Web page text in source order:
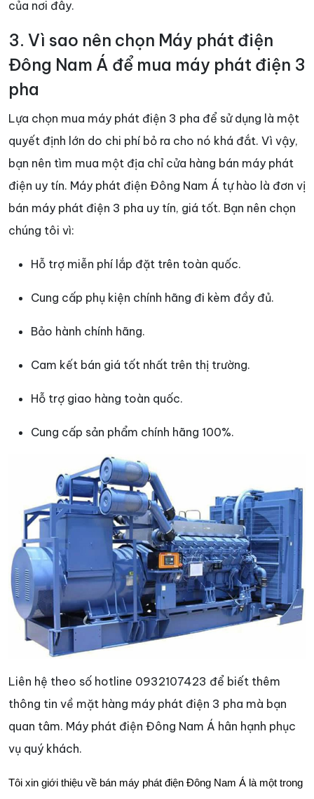
của nơi đây.
3. Vì sao nên chọn Máy phát điện
Đông Nam Á để mua máy phát điện 3
pha
Lựa chọn mua máy phát điện 3 pha để sử dụng là một
quyết định lớn do chi phí bỏ ra cho nó khá đắt. Vì vậy,
bạn nên tìm mua một địa chỉ cửa hàng bán máy phát
điện uy tín. Máy phát điện Đông Nam Á tự hào là đơn vị
bán máy phát điện 3 pha uy tín, giá tốt. Bạn nên chọn
chúng tôi vì:
Hỗ trợ miễn phí lắp đặt trên toàn quốc.
Cung cấp phụ kiện chính hãng đi kèm đầy đủ.
Bảo hành chính hãng.
Cam kết bán giá tốt nhất trên thị trường.
Hỗ trợ giao hàng toàn quốc.
Cung cấp sản phẩm chính hãng 100%.
Liên hệ theo số hotline 0932107423 để biết thêm
thông tin về mặt hàng máy phát điện 3 pha mà bạn
quan tâm. Máy phát điện Đông Nam Á hân hạnh phục
vụ quý khách.
Tôi xin giới thiệu về bán máy phát điện Đông Nam Á là một trong